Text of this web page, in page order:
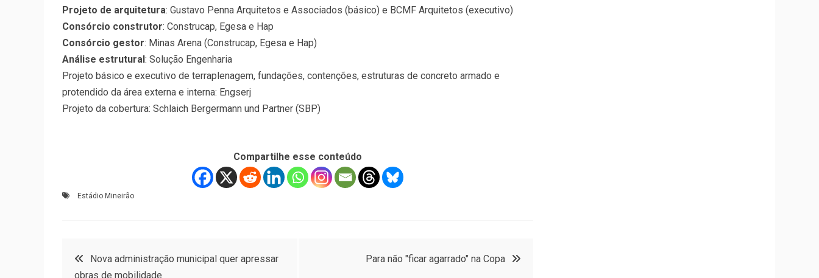
Projeto de arquitetura: Gustavo Penna Arquitetos e Associados (básico) e BCMF Arquitetos (executivo)
Consórcio construtor: Construcap, Egesa e Hap
Consórcio gestor: Minas Arena (Construcap, Egesa e Hap)
Análise estrutural: Solução Engenharia
Projeto básico e executivo de terraplenagem, fundações, contenções, estruturas de concreto armado e
protendido da área externa e interna: Engserj
Projeto da cobertura: Schlaich Bergermann und Partner (SBP)
Compartilhe esse conteúdo
Estádio Mineirão
Navegação
Nova administração municipal quer apressar
obras de mobilidade
Para não "ficar agarrado" na Copa